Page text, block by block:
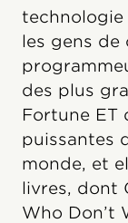
technologie
les gens de
des plus
Fortune ET
puissantes
monde, et
livres, dont
Who Don’t